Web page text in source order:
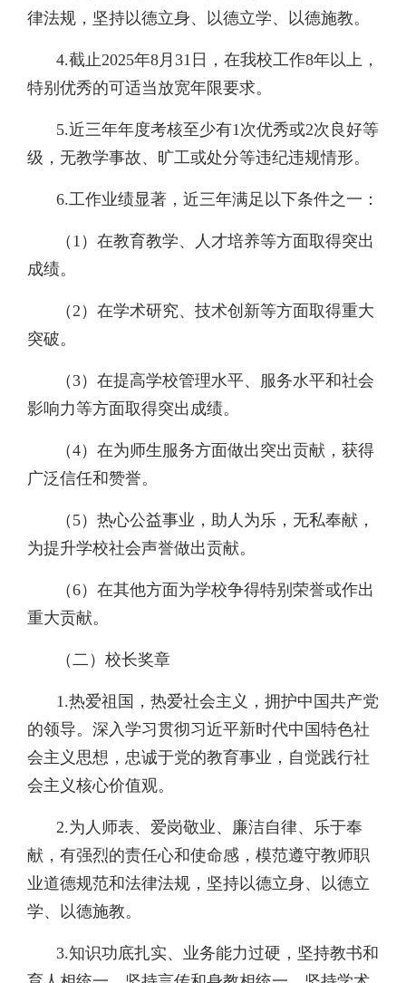
律法规，坚持以德立身、以德立学、以德施教。
4.截止2025年8月31日，在我校工作8年以上，
特别优秀的可适当放宽年限要求。
5.近三年年度考核至少有1次优秀或2次良好等
级，无教学事故、旷工或处分等违纪违规情形。
6.工作业绩显著，近三年满足以下条件之一：
（1）在教育教学、人才培养等方面取得突出
成绩。
（2）在学术研究、技术创新等方面取得重大
突破。
（3）在提高学校管理水平、服务水平和社会
影响力等方面取得突出成绩。
（4）在为师生服务方面做出突出贡献，获得
广泛信任和赞誉。
（5）热心公益事业，助人为乐，无私奉献，
为提升学校社会声誉做出贡献。
（6）在其他方面为学校争得特别荣誉或作出
重大贡献。
（二）校长奖章
1.热爱祖国，热爱社会主义，拥护中国共产党
的领导。深入学习贯彻习近平新时代中国特色社
会主义思想，忠诚于党的教育事业，自觉践行社
会主义核心价值观。
2.为人师表、爱岗敬业、廉洁自律、乐于奉
献，有强烈的责任心和使命感，模范遵守教师职
业道德规范和法律法规，坚持以德立身、以德立
学、以德施教。
3.知识功底扎实、业务能力过硬，坚持教书和